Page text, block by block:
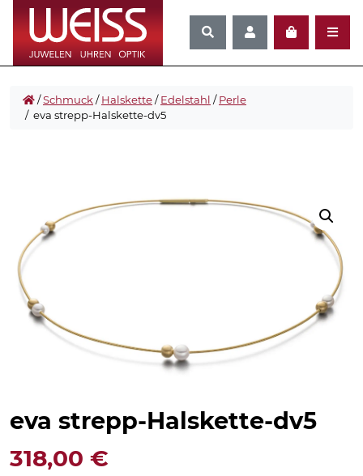
/Schmuck/Halskette/Edelstahl /Perle
/ eva strepp-Halskette-dv5
eva strepp-Halskette-dv5
318,00 €